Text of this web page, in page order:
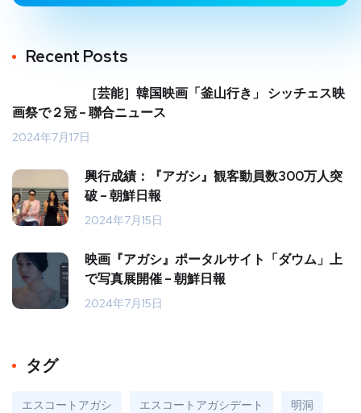
Recent Posts
［芸能］韓国映画「釜山行き」 シッチェス映
画祭で２冠 – 聯合ニュース
2024年7月17日
興行成績：『アガシ』観客動員数300万人突
破 – 朝鮮日報
2024年7月15日
映画『アガシ』ポータルサイト「ダウム」上
で写真展開催 – 朝鮮日報
2024年7月15日
タグ
エスコートアガシ エスコートアガシデート 明洞